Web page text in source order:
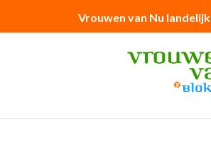
Vrouwen van Nu landelijk